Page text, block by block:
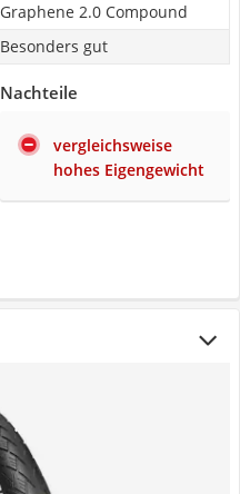
Graphene 2.0 Compound
Besonders gut
Nachteile
vergleichsweise
hohes Eigengewicht